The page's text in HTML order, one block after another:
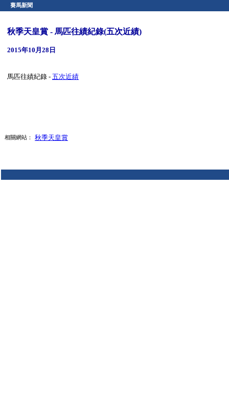
賽馬新聞
秋季天皇賞 - 馬匹往績紀錄(五次近績)
2015年10月28日
馬匹往績紀錄 - 五次近績
相關網站： 秋季天皇賞